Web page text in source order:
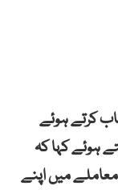
کرتے ہوئے
ہوئے کہا کہ
میں اپنے